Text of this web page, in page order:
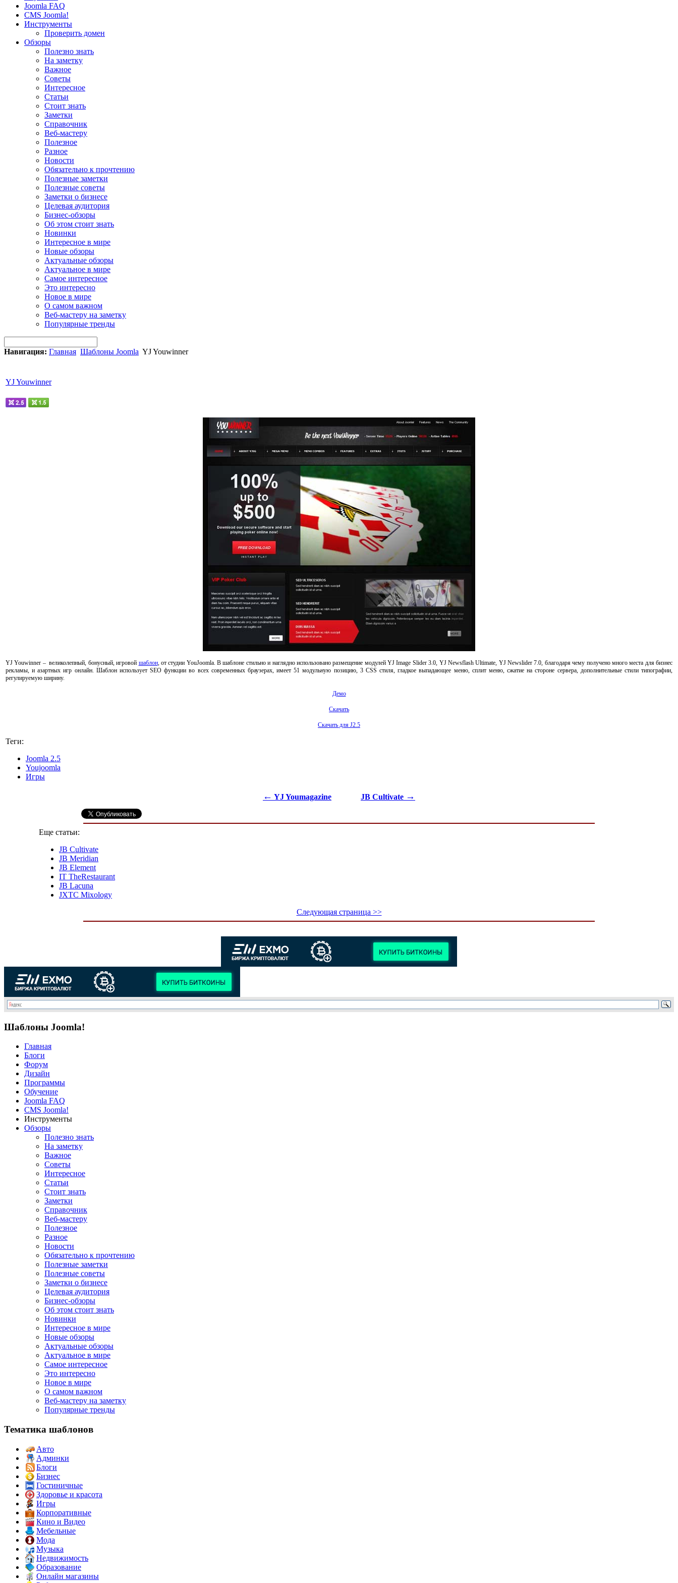
Joomla FAQ
CMS Joomla!
Инструменты
Проверить домен
Обзоры
Полезно знать
На заметку
Важное
Советы
Интересное
Статьи
Стоит знать
Заметки
Справочник
Веб-мастеру
Полезное
Разное
Новости
Обязательно к прочтению
Полезные заметки
Полезные советы
Заметки о бизнесе
Целевая аудитория
Бизнес-обзоры
Об этом стоит знать
Новинки
Интересное в мире
Новые обзоры
Актуальные обзоры
Актуальное в мире
Самое интересное
Это интересно
Новое в мире
О самом важном
Веб-мастеру на заметку
Популярные тренды
Навигация: Главная Шаблоны Joomla YJ Youwinner
YJ Youwinner
YJ Youwinner – великолепный, бонусный, игровой шаблон, от студии YouJoomla. В шаблоне стильно и наглядно использовано размещение модулей YJ Image Slider 3.0, YJ Newsflash Ultimate, YJ Newslider 7.0, благодаря чему получено много места для бизнес
рекламы, и азартных игр онлайн. Шаблон использует SEO функции во всех современных браузерах, имеет 51 модульную позицию, 3 CSS стиля, гладкое выпадающее меню, сплит меню, сжатие на стороне сервера, дополнительные стили типографии,
регулируемую ширину.
Демо
Скачать
Скачать для J2.5
Теги:
Joomla 2.5
Youjoomla
Игры
← YJ Youmagazine JB Cultivate →
Еще статьи:
JB Cultivate
JB Meridian
JB Element
IT TheRestaurant
JB Lacuna
JXTC Mixology
Следующая страница >>
Шаблоны Joomla!
Главная
Блоги
Форум
Дизайн
Программы
Обучение
Joomla FAQ
CMS Joomla!
Инструменты
Обзоры
Полезно знать
На заметку
Важное
Советы
Интересное
Статьи
Стоит знать
Заметки
Справочник
Веб-мастеру
Полезное
Разное
Новости
Обязательно к прочтению
Полезные заметки
Полезные советы
Заметки о бизнесе
Целевая аудитория
Бизнес-обзоры
Об этом стоит знать
Новинки
Интересное в мире
Новые обзоры
Актуальные обзоры
Актуальное в мире
Самое интересное
Это интересно
Новое в мире
О самом важном
Веб-мастеру на заметку
Популярные тренды
Тематика шаблонов
Авто
Админки
Блоги
Бизнес
Гостиничные
Здоровье и красота
Игры
Корпоративные
Кино и Видео
Мебельные
Мода
Музыка
Недвижимость
Образование
Онлайн магазины